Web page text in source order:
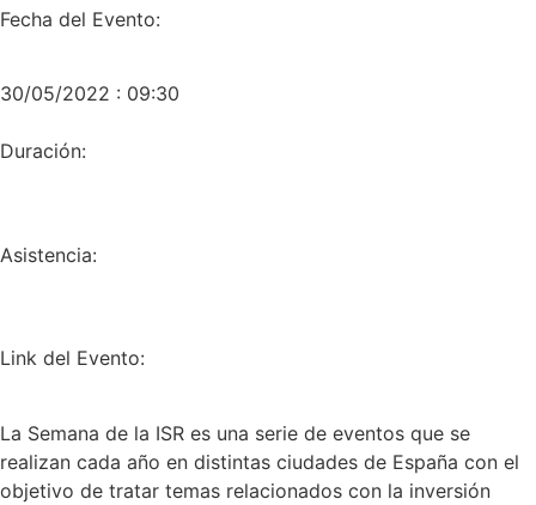
Fecha del Evento:
30/05/2022 : 09:30
Duración:
Asistencia:
Link del Evento:
La Semana de la ISR es una serie de eventos que se
realizan cada año en distintas ciudades de España con el
objetivo de tratar temas relacionados con la inversión